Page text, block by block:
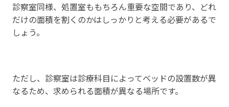
診察室同様、処置室ももちろん重要な空間であり、どれ
だけの面積を割くのかはしっかりと考える必要があるで
しょう。
ただし、診察室は診療科目によってベッドの設置数が異
なるため、求められる面積が異なる場所です。